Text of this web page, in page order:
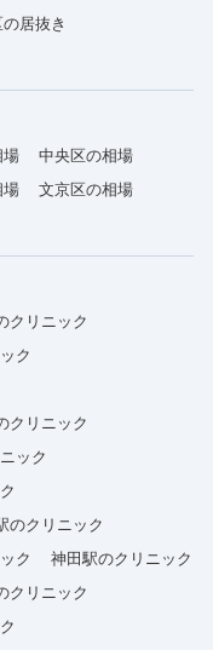
居抜き
場
中央区の相場
場
文京区の相場
クリニック
ク
クリニック
ック
のクリニック
ク
神田駅のクリニック
クリニック